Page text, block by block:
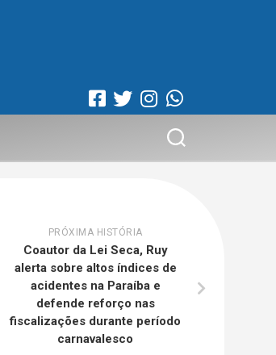
PRÓXIMA HISTÓRIA
Coautor da Lei Seca, Ruy
alerta sobre altos índices de
acidentes na Paraíba e
defende reforço nas
fiscalizações durante período
carnavalesco